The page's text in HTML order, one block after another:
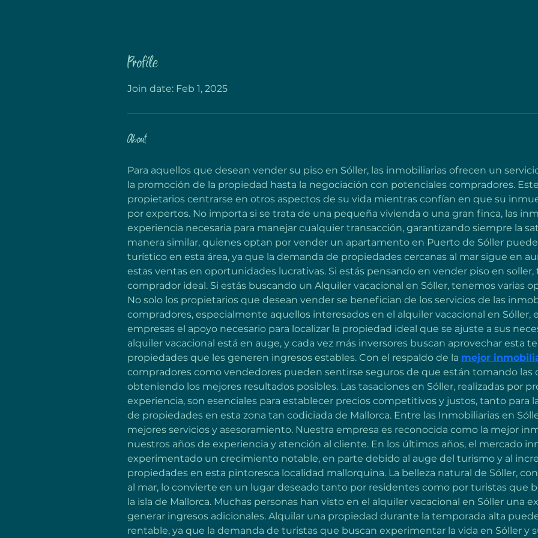
Profile
Join date: Feb 1, 2025
About
Para aquellos que desean vender su piso en Sóller, las inmobiliarias ofrecen un
la promoción de la propiedad hasta la negociación con potenciales compradores.
propietarios centrarse en otros aspectos de su vida mientras confían en que su
por expertos. No importa si se trata de una pequeña vivienda o una gran finca, las
experiencia necesaria para manejar cualquier transacción, garantizando siempre la
manera similar, quienes optan por vender un apartamento en Puerto de Sóller
turístico en esta área, ya que la demanda de propiedades cercanas al mar sigue en
estas ventas en oportunidades lucrativas. Si estás pensando en vender piso en
comprador ideal. Si estás buscando un Alquiler vacacional en Sóller, tenemos varias
No solo los propietarios que desean vender se benefician de los servicios de las
compradores, especialmente aquellos interesados en el alquiler vacacional en
empresas el apoyo necesario para localizar la propiedad ideal que se ajuste a sus
alquiler vacacional está en auge, y cada vez más inversores buscan aprovechar esta
propiedades que les generen ingresos estables. Con el respaldo de la mejor
compradores como vendedores pueden sentirse seguros de que están tomando las
obteniendo los mejores resultados posibles. Las tasaciones en Sóller, realizadas por
experiencia, son esenciales para establecer precios competitivos y justos, tanto para
de propiedades en esta zona tan codiciada de Mallorca. Entre las Inmobiliarias en
mejores servicios y asesoramiento. Nuestra empresa es reconocida como la mejor
nuestros años de experiencia y atención al cliente. En los últimos años, el mercado
experimentado un crecimiento notable, en parte debido al auge del turismo y al
propiedades en esta pintoresca localidad mallorquina. La belleza natural de Sóller,
al mar, lo convierte en un lugar deseado tanto por residentes como por turistas que
la isla de Mallorca. Muchas personas han visto en el alquiler vacacional en Sóller una
generar ingresos adicionales. Alquilar una propiedad durante la temporada alta
rentable, ya que la demanda de turistas que buscan experimentar la vida en Sóller y